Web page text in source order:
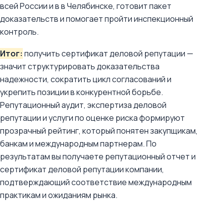
всей России и в в Челябинске, готовит пакет
доказательств и помогает пройти инспекционный
контроль.
Итог: получить сертификат деловой репутации —
значит структурировать доказательства
надежности, сократить цикл согласований и
укрепить позиции в конкурентной борьбе.
Репутационный аудит, экспертиза деловой
репутации и услуги по оценке риска формируют
прозрачный рейтинг, который понятен закупщикам,
банкам и международным партнерам. По
результатам вы получаете репутационный отчет и
сертификат деловой репутации компании,
подтверждающий соответствие международным
практикам и ожиданиям рынка.